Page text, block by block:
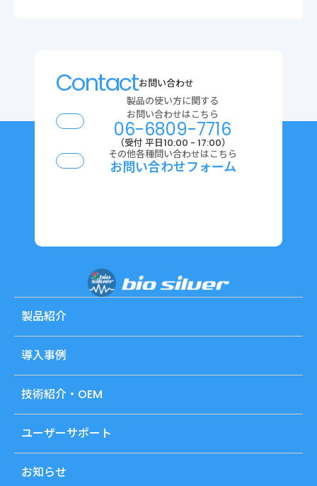
Contactお問い合わせ
製品の使い方に関する
お問い合わせはこちら
06-6809-7716
（受付 平日10:00 - 17:00）
その他各種問い合わせはこちら
お問い合わせフォーム
製品紹介
導入事例
技術紹介・OEM
ユーザーサポート
お知らせ